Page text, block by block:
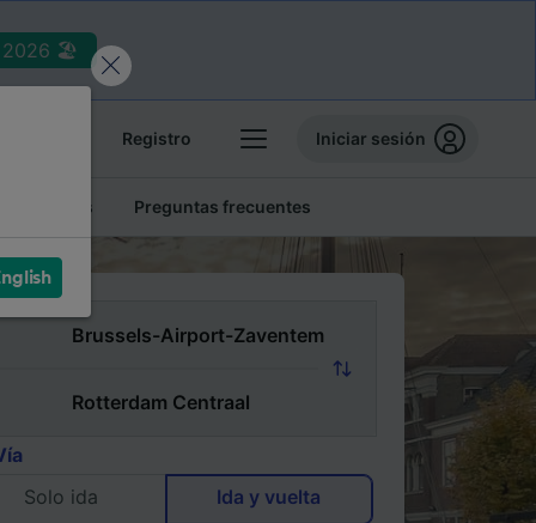
2026 🏖️
Registro Iniciar sesión
baratos Preguntas frecuentes
Solo ida
Ida y vuelta